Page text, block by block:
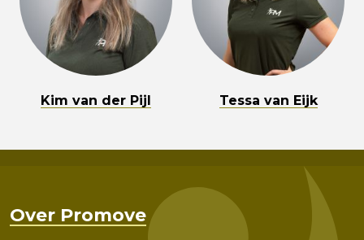
Kim van der Pijl Tessa van Eijk
Over Promove